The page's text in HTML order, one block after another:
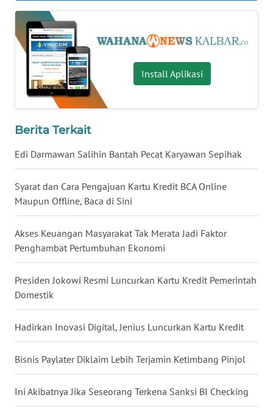
Install Aplikasi
Berita Terkait
Edi Darmawan Salihin Bantah Pecat Karyawan Sepihak
Syarat dan Cara Pengajuan Kartu Kredit BCA Online
Maupun Offline, Baca di Sini
Akses Keuangan Masyarakat Tak Merata Jadi Faktor
Penghambat Pertumbuhan Ekonomi
Presiden Jokowi Resmi Luncurkan Kartu Kredit Pemerintah
Domestik
Hadirkan Inovasi Digital, Jenius Luncurkan Kartu Kredit
Bisnis Paylater Diklaim Lebih Terjamin Ketimbang Pinjol
Ini Akibatnya Jika Seseorang Terkena Sanksi BI Checking
WN
KALTARA
WN
KALSEL
KALTIM
WN
SULSEL
WN
GORONTALO
WN
SULUT
WN
MALUKU
WN
DAIRI